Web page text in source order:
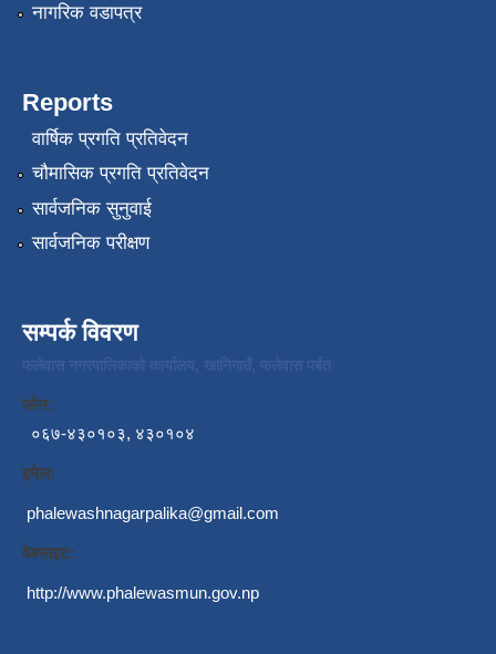
नागरिक वडापत्र
Reports
वार्षिक प्रगति प्रतिवेदन
चौमासिक प्रगति प्रतिवेदन
सार्वजनिक सुनुवाई
सार्वजनिक परीक्षण
सम्पर्क विवरण
फलेवास नगरपालिकाको कार्यालय, खानिगाउँ, फलेवास पर्बत
फोन:
०६७-४३०१०३, ४३०१०४
इमेल:
phalewashnagarpalika@gmail.com
वेबसाइट:
http://www.phalewasmun.gov.np